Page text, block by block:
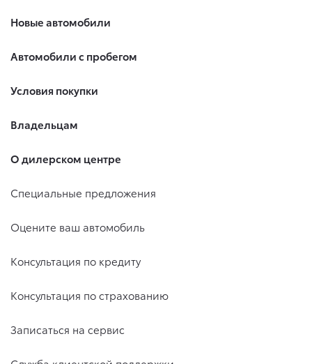
Новые автомобили
Автомобили с пробегом
Условия покупки
Владельцам
О дилерском центре
Специальные предложения
Оцените ваш автомобиль
Консультация по кредиту
Консультация по страхованию
Записаться на сервис